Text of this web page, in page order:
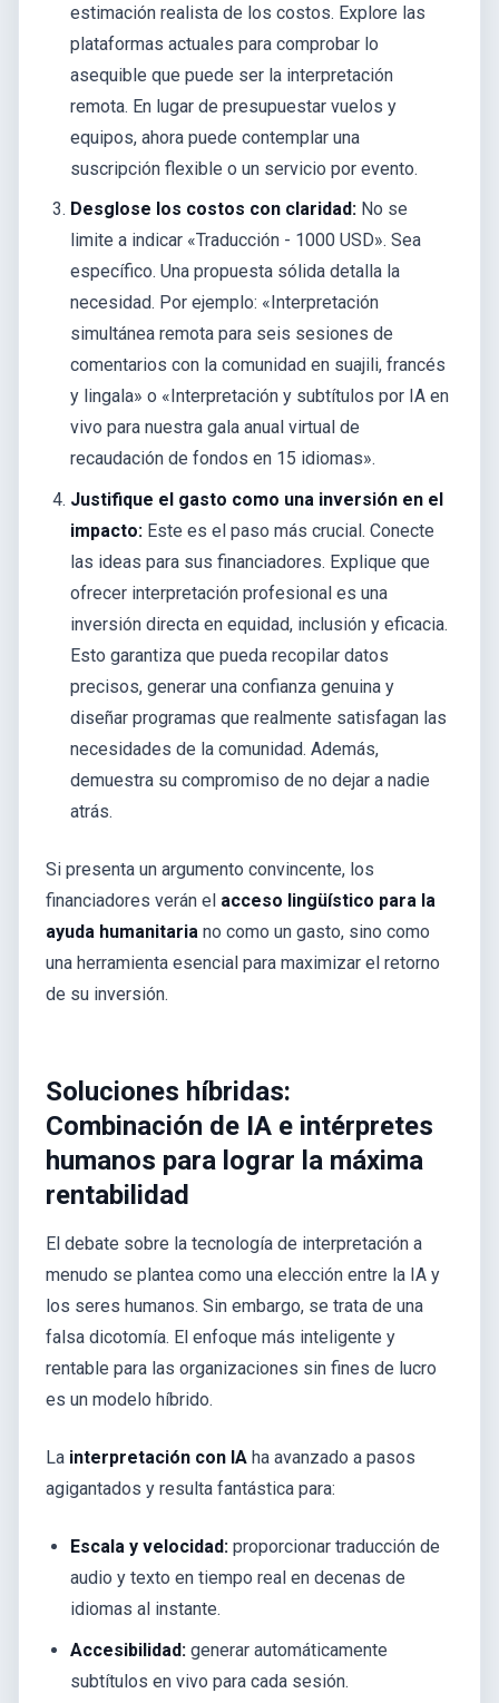
estimación realista de los costos. Explore las
plataformas actuales para comprobar lo
asequible que puede ser la interpretación
remota. En lugar de presupuestar vuelos y
equipos, ahora puede contemplar una
suscripción flexible o un servicio por evento.
Desglose los costos con claridad: No se
limite a indicar «Traducción - 1000 USD». Sea
específico. Una propuesta sólida detalla la
necesidad. Por ejemplo: «Interpretación
simultánea remota para seis sesiones de
comentarios con la comunidad en suajili, francés
y lingala» o «Interpretación y subtítulos por IA en
vivo para nuestra gala anual virtual de
recaudación de fondos en 15 idiomas».
Justifique el gasto como una inversión en el
impacto: Este es el paso más crucial. Conecte
las ideas para sus financiadores. Explique que
ofrecer interpretación profesional es una
inversión directa en equidad, inclusión y eficacia.
Esto garantiza que pueda recopilar datos
precisos, generar una confianza genuina y
diseñar programas que realmente satisfagan las
necesidades de la comunidad. Además,
demuestra su compromiso de no dejar a nadie
atrás.
Si presenta un argumento convincente, los
financiadores verán el acceso lingüístico para la
ayuda humanitaria no como un gasto, sino como
una herramienta esencial para maximizar el retorno
de su inversión.
Soluciones híbridas:
Combinación de IA e intérpretes
humanos para lograr la máxima
rentabilidad
El debate sobre la tecnología de interpretación a
menudo se plantea como una elección entre la IA y
los seres humanos. Sin embargo, se trata de una
falsa dicotomía. El enfoque más inteligente y
rentable para las organizaciones sin fines de lucro
es un modelo híbrido.
La interpretación con IA ha avanzado a pasos
agigantados y resulta fantástica para:
Escala y velocidad: proporcionar traducción de
audio y texto en tiempo real en decenas de
idiomas al instante.
Accesibilidad: generar automáticamente
subtítulos en vivo para cada sesión.